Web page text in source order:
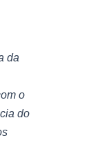
da
o
do